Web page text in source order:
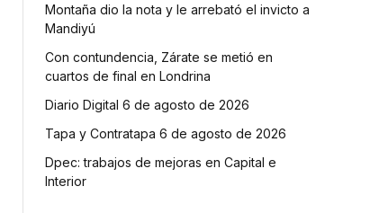
Montaña dio la nota y le arrebató el invicto a
Mandiyú
Con contundencia, Zárate se metió en
cuartos de final en Londrina
Diario Digital 6 de agosto de 2026
Tapa y Contratapa 6 de agosto de 2026
Dpec: trabajos de mejoras en Capital e
Interior